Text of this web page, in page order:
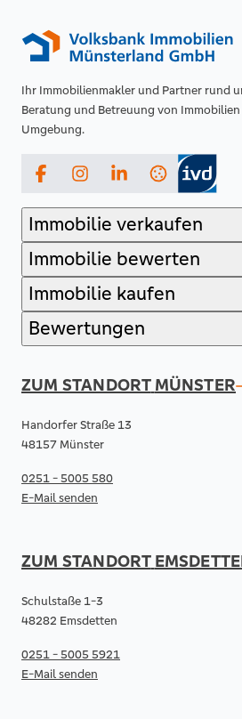
Ihr Immobilienmakler und Partner rund
Beratung und Betreuung von
Umgebung.
FacebookInstagramLinkedIn
Immobilie verkaufen
Immobilie bewerten
Immobilie kaufen
Bewertungen
ZUM STANDORT MÜNSTER
Handorfer Straße 13
48157 Münster
0251 - 5005 580
E-Mail senden
ZUM STANDORT
Schulstaße 1-3
48282 Emsdetten
0251 - 5005 5921
E-Mail senden